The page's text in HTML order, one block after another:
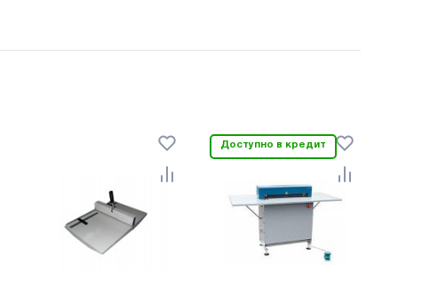
Доступно в кредит